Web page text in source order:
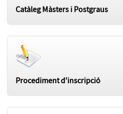
Catàleg Màsters i Postgraus
Procediment d'inscripció